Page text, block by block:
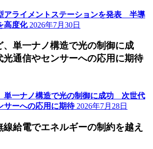
アライメントステーションを発表 半導
高度化 2026年7月30日
、単一ナノ構造で光の制御に成
通信やセンサーへの応用に期待
単一ナノ構造で光の制御に成功 次世代
サーへの応用に期待 2026年7月28日
線給電でエネルギーの制約を越え